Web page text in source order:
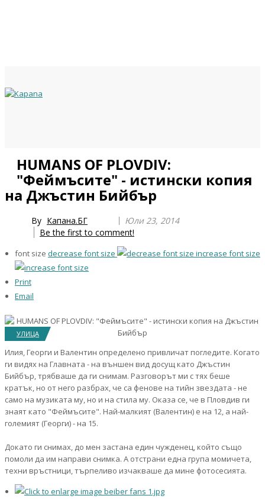
HUMANS OF PLOVDIV:
"Феймъсите" - истински копия
на Джъстин Бийбър
By Капана.БГ
Юли 23, 2014
Be the first to comment!
font size decrease font size increase font size
Print
Email
УЛИЦА
Илия, Георги и Валентин определено привличат погледите. Когато
ги видях на Главната - на външен вид досущ като Джъстин
Бийбър, трябваше да ги снимам. Разговорът ми с тях беше
кратък, но от него разбрах, че са фенове на тийн звездата - не
само на музиката му, но и на стила му. Оказа се, че в Пловдив ги
знаят като "Феймъсите". Най-малкият (Валентин) е на 12, а най-
големият (Георги) - на 15.
Докато ги снимах, до мен застана един чужденец, който също
помоли да им направи снимка. А отстрани една група момичета,
техни връстници, търпеливо изчакваше да мине фотосесията.
Year
Month
Year
Month